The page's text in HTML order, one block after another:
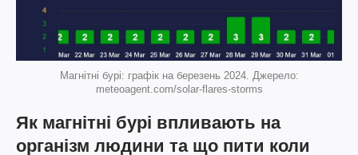
Магнітні бурі: графік на березень 2024. Джерело:
meteoagent.com/solar-flares-storms
Як магнітні бурі впливають на
організм людини та що пити коли